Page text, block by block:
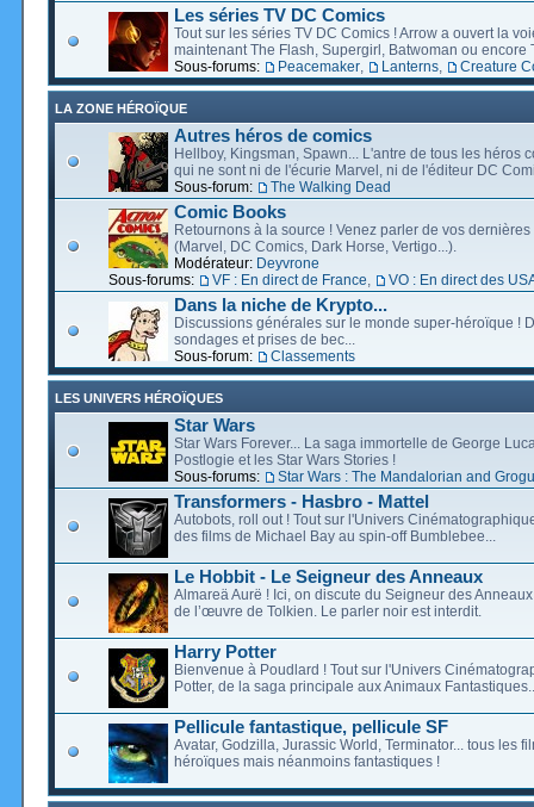
Les séries TV DC Comics
Tout sur les séries TV DC Comics ! Arrow a ouvert la
maintenant The Flash, Supergirl, Batwoman ou encore
Sous-forums:
Peacemaker Lanterns Creature
LA ZONE HÉROÏQUE
Autres héros de comics
Hellboy, Kingsman, Spawn... L'antre de tous les héros
qui ne sont ni de l'écurie Marvel, ni de l'éditeur DC
Sous-forum:
The Walking Dead
Comic Books
Retournons à la source ! Venez parler de vos dernières
(Marvel, DC Comics, Dark Horse, Vertigo...).
Modérateur: Deyvrone
Sous-forums:
VF : En direct de France VO : En direct des
Dans la niche de Krypto...
Discussions générales sur le monde super-héroïque !
sondages et prises de bec...
Sous-forum:
Classements
LES UNIVERS HÉROÏQUES
Star Wars
Star Wars Forever... La saga immortelle de George
Postlogie et les Star Wars Stories !
Sous-forums:
Star Wars : The Mandalorian and Grogu
Transformers - Hasbro - Mattel
Autobots, roll out ! Tout sur l'Univers
des films de Michael Bay au spin-off Bumblebee...
Le Hobbit - Le Seigneur des Anneaux
Almareä Aurë ! Ici, on discute du Seigneur des
de l’œuvre de Tolkien. Le parler noir est interdit.
Harry Potter
Bienvenue à Poudlard ! Tout sur l'Univers
Potter, de la saga principale aux Animaux
Pellicule fantastique, pellicule SF
Avatar, Godzilla, Jurassic World, Terminator... tous les
héroïques mais néanmoins fantastiques !